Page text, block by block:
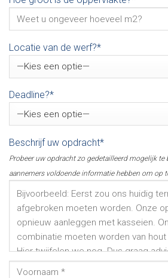
Locatie van de werf?*
Deadline?*
Beschrijf uw opdracht*
Probeer uw opdracht zo gedetailleerd mogelijk te
aannemers voldoende informatie hebben om op